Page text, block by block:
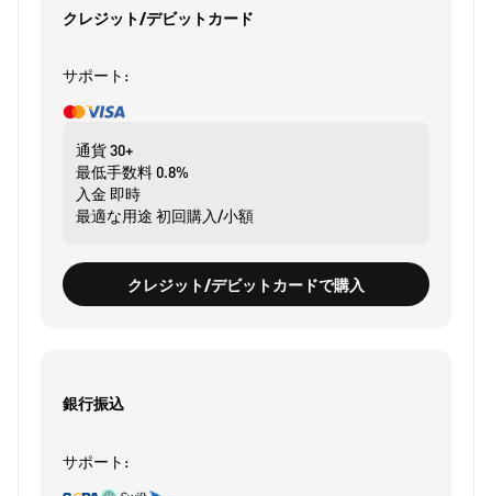
クレジット/デビットカード
サポート:
通貨30+
最低手数料0.8%
入金 即時
最適な用途 初回購入/小額
クレジット/デビットカードで購入
銀行振込
サポート: